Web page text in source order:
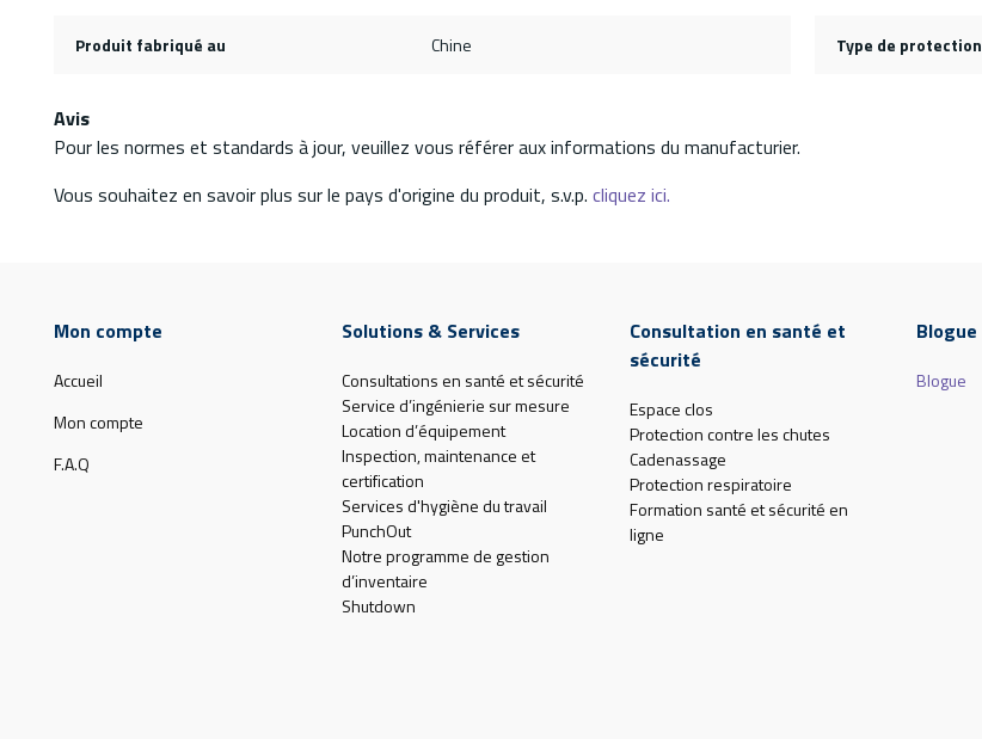
Produit fabriqué au Chine Type de protection
Avis
Pour les normes et standards à jour, veuillez vous référer aux informations du manufacturier.
Vous souhaitez en savoir plus sur le pays d'origine du produit, s.v.p. cliquez ici.
Mon compte
Accueil
Mon compte
F.A.Q
Solutions & Services
Consultations en santé et sécurité
Service d’ingénierie sur mesure
Location d’équipement
Inspection, maintenance et
certification
Services d'hygiène du travail
PunchOut
Notre programme de gestion
d’inventaire
Shutdown
Consultation en santé et
sécurité
Espace clos
Protection contre les chutes
Cadenassage
Protection respiratoire
Formation santé et sécurité en
ligne
Blogue
Blogue